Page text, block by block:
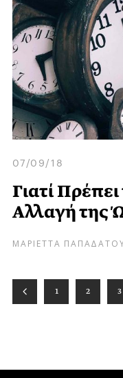
07/09/18
Γιατί
Αλλαγή της
ΜΑΡΙΕΤΤΑ
1 2 3